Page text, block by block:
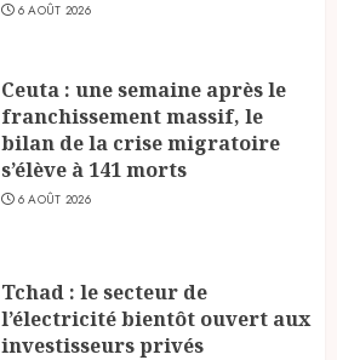
6 AOÛT 2026
Ceuta : une semaine après le
franchissement massif, le
bilan de la crise migratoire
s’élève à 141 morts
6 AOÛT 2026
Tchad : le secteur de
l’électricité bientôt ouvert aux
investisseurs privés